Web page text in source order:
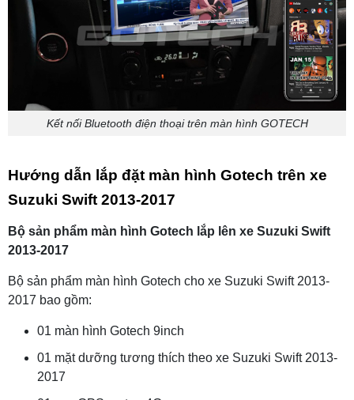
Kết nối Bluetooth điện thoại trên màn hình GOTECH
Hướng dẫn lắp đặt màn hình Gotech trên xe
Suzuki Swift 2013-2017
Bộ sản phẩm màn hình Gotech lắp lên xe Suzuki Swift
2013-2017
Bộ sản phẩm màn hình Gotech cho xe Suzuki Swift 2013-
2017 bao gồm:
01 màn hình Gotech 9inch
01 mặt dưỡng tương thích theo xe Suzuki Swift 2013-
2017